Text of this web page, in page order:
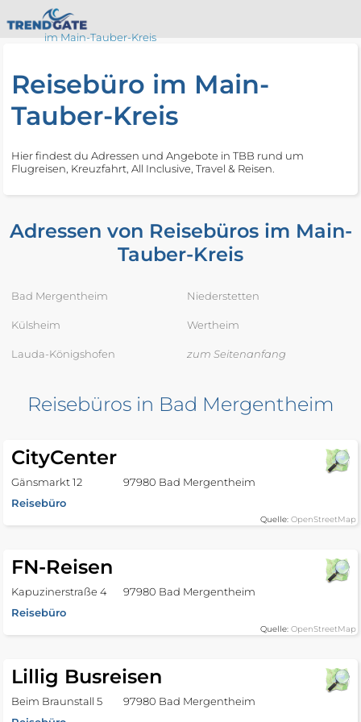
im Main-Tauber-Kreis
Reisebüro im Main-
Tauber-Kreis
Hier findest du Adressen und Angebote in TBB rund um
Flugreisen, Kreuzfahrt, All Inclusive, Travel & Reisen.
Adressen von Reisebüros im Main-
Tauber-Kreis
Bad Mergentheim
Külsheim
Lauda-Königshofen
Niederstetten
Wertheim
zum Seitenanfang
Reisebüros in Bad Mergentheim
CityCenter
Gänsmarkt 12
97980 Bad Mergentheim
Reisebüro
Quelle: OpenStreetMap
FN-Reisen
Kapuzinerstraße 4
97980 Bad Mergentheim
Reisebüro
Quelle: OpenStreetMap
Lillig Busreisen
Beim Braunstall 5
97980 Bad Mergentheim